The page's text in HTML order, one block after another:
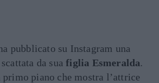
pubblicato su Instagram una
da suafiglia Esmeralda.
primo piano che mostra l’attrice